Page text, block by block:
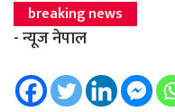
breaking news
- न्यूज नेपाल